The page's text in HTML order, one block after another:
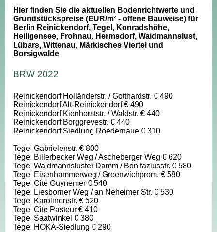
Hier finden Sie die aktuellen Bodenrichtwerte und
Grundstückspreise (EUR/m² - offene Bauweise) für
Berlin Reinickendorf, Tegel, Konradshöhe,
Heiligensee, Frohnau, Hermsdorf, Waidmannslust,
Lübars, Wittenau, Märkisches Viertel und
Borsigwalde
BRW 2022
Reinickendorf Holländerstr. / Gotthardstr. € 490
Reinickendorf Alt-Reinickendorf € 490
Reinickendorf Kienhorststr. / Waldstr. € 440
Reinickendorf Borggrevestr. € 440
Reinickendorf Siedlung Roedernaue € 310
Tegel Gabrielenstr. € 800
Tegel Billerbecker Weg / Ascheberger Weg € 620
Tegel Waidmannsluster Damm / Bonifaziusstr. € 580
Tegel Eisenhammerweg / Greenwichprom. € 580
Tegel Cité Guynemer € 540
Tegel Liesborner Weg / an Neheimer Str. € 530
Tegel Karolinenstr. € 520
Tegel Cité Pasteur € 410
Tegel Saatwinkel € 380
Tegel HOKA-Siedlung € 290